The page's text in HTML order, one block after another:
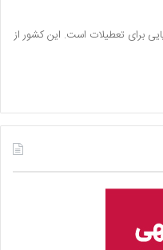
برای تعطیلات است. این کشور از